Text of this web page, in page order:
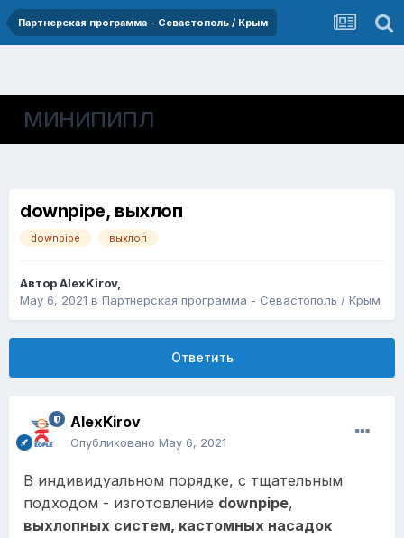
Партнерская программа - Севастополь / Крым
МИНИПИПЛ
downpipe, выхлоп
downpipe выхлоп
АвторAlexKirov,
May 6, 2021 в Партнерская программа - Севастополь / Крым
Ответить
AlexKirov
Опубликовано May 6, 2021
В индивидуальном порядке, с тщательным
подходом - изготовление downpipe,
выхлопных систем, кастомных насадок